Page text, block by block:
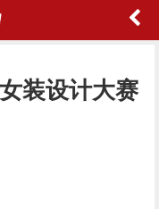
装设计大赛